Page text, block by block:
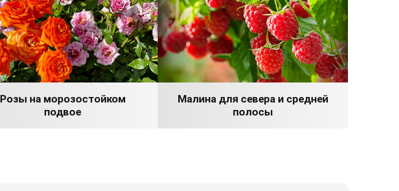
Розы на морозостойком
подвое
Малина для севера и средней
полосы